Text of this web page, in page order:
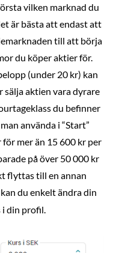
vilken marknad du
är bästa att endast att
till att börja
du köper aktier för.
(under 20 kr) kan
aktien vara dyrare
du befinner
använda i “Start”
mer än 15 600 kr per
på över 50 000 kr
flyttas till en annan
du enkelt ändra din
din profil.